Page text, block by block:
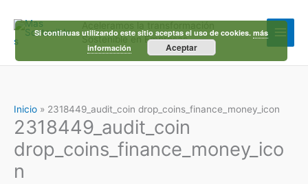
contenido
Sostenible en Empresas
Inicio 2318449_audit_coin drop_coins_finance_money_icon
2318449_audit_coin
drop_coins_finance_money_ico
n
Si continuas utilizando este sitio aceptas el uso de cookies.más
información
Aceptar